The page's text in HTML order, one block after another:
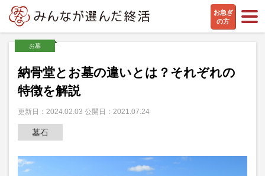
お急ぎ
の方
お墓
納骨堂とお墓の違いとは？それぞれの
特徴を解説
更新日：2024.02.03 公開日：2021.07.24
墓石